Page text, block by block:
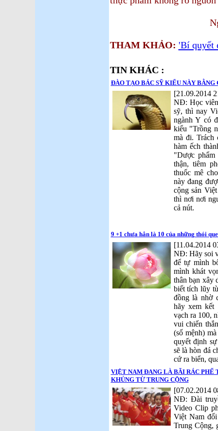
Ngày
THAM KHẢO: 'Bí quyết
TIN KHÁC :
ĐÀO TẠO BÁC SỸ KIỂU NÀY BẰNG
[21.09.2014
NĐ: Học
sỹ, thì nay
ngành Y có
kiểu "Trồng
mà đi. Trách
hàm ếch
"Dược
thận, tiêm
thuốc mê
này đang
cộng sản
thì nơi nơi
cả nút.
9 +1 chưa hẳn là 10 của những thói
[11.04.2014
NĐ: Hãy soi
để tự mình
mình khát
thân bạn xây
biết tích lũy
đồng là nhờ
hãy xem kết
vạch ra 100,
vui chiến
(số mệnh)
quyết định
sẽ là hòn đá
cứ ra biển,
VIỆT NAM ĐANG LÀ BÃI RÁC PHẾ
KHỦNG TỪ TRUNG CỘNG
[07.02.2014
NĐ: Đài
Video Clip
Việt Nam
Trung Cộng,